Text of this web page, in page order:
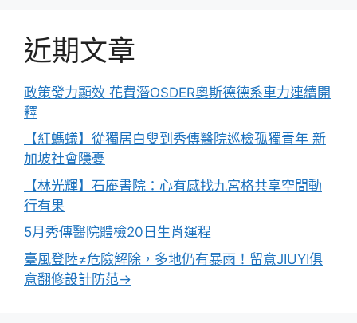
近期文章
政策發力顯效 花費潛OSDER奧斯德德系車力連續開
釋
【紅螞蟻】從獨居白叟到秀傳醫院巡檢孤獨青年 新
加坡社會隱憂
【林光輝】石庵書院：心有感找九宮格共享空間動
行有果
5月秀傳醫院體檢20日生肖運程
臺風登陸≠危險解除，多地仍有暴雨！留意JIUYI俱
意翻修設計防范→